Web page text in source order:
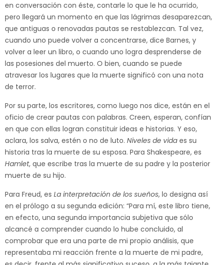
en conversación con éste, contarle lo que le ha ocurrido,
pero llegará un momento en que las lágrimas desaparezcan,
que antiguas o renovadas pautas se restablezcan. Tal vez,
cuando uno puede volver a concentrarse, dice Barnes, y
volver a leer un libro, o cuando uno logra desprenderse de
las posesiones del muerto. O bien, cuando se puede
atravesar los lugares que la muerte significó con una nota
de terror.
Por su parte, los escritores, como luego nos dice, están en el
oficio de crear pautas con palabras. Creen, esperan, confían
en que con ellas logran constituir ideas e historias. Y eso,
aclara, los salva, estén o no de luto. Niveles de vida es su
historia tras la muerte de su esposa. Para Shakespeare, es
Hamlet, que escribe tras la muerte de su padre y la posterior
muerte de su hijo.
Para Freud, es La interpretación de los sueños, lo designa así
en el prólogo a su segunda edición: “Para mí, este libro tiene,
en efecto, una segunda importancia subjetiva que sólo
alcancé a comprender cuando lo hube concluido, al
comprobar que era una parte de mi propio análisis, que
representaba mi reacción frente a la muerte de mi padre,